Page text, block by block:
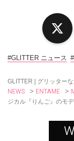
#GLITTER ニュース
GLITTER | グリッター
NEWS > ENTAME >
ジカル『りんご』のモ